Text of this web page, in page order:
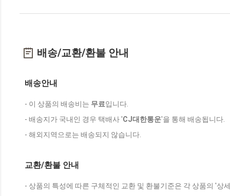
배송/교환/환불 안내
배송안내
- 이 상품의 배송비는 무료입니다.
- 배송지가 국내인 경우 택배사 'CJ대한통운'을 통해 배송됩니다.
- 해외지역으로는 배송되지 않습니다.
교환/환불 안내
- 상품의 특성에 따른 구체적인 교환 및 환불기준은 각 상품의 '상